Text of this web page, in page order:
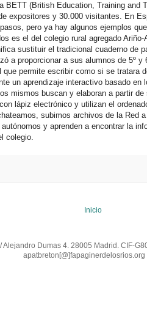
BETT (British Education, Training and
expositores y 30.000 visitantes. En
pero ya hay algunos ejemplos
es el del colegio rural agregado
sustituir el tradicional cuaderno de
a proporcionar a sus alumnos de 5º y
permite escribir como si se tratara
un aprendizaje interactivo basado en
mismos buscan y elaboran a partir
lápiz electrónico y utilizan el
subimos archivos de la Red
y aprenden a encontrar la
colegio.
Inicio
Alejandro Dumas 4. 28005 Madrid. CIF-
apatbreton[@]fapaginerdelosrios.org